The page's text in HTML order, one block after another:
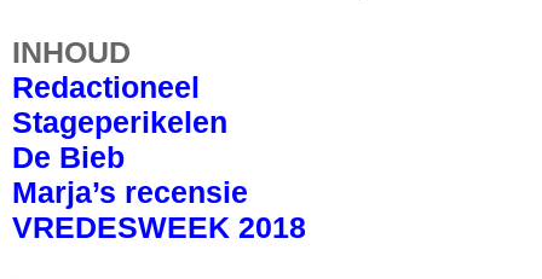
INHOUD
Redactioneel
Stageperikelen
De Bieb
Marja’s recensie
VREDESWEEK 2018